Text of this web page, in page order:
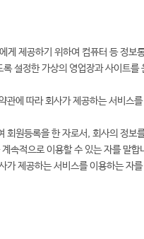
게 제공하기 위하여 컴퓨터 등 정보
설정한 가상의 영업장과 사이트를
에 따라 회사가 제공하는 서비스
원등록을 한 자로서, 회사의 정보
속적으로 이용할 수 있는 자를 말
제공하는 서비스를 이용하는 자